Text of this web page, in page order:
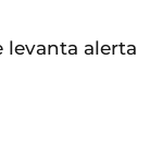
levanta alerta